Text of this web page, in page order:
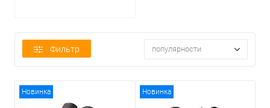
Фильтр популярности
Новинка Новинка